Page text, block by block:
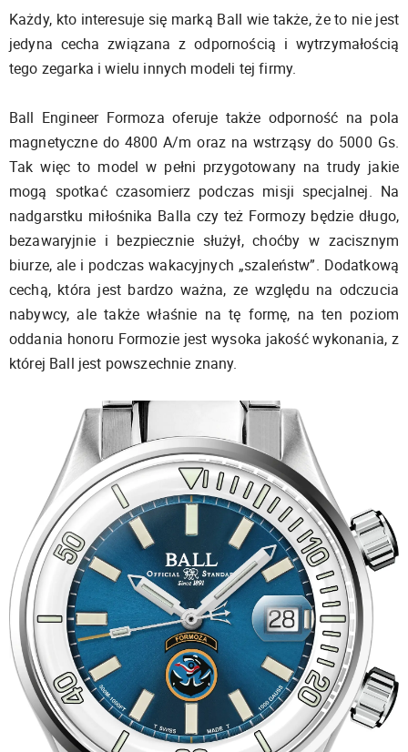
Każdy, kto interesuje się marką Ball wie także, że to nie jest
jedyna cecha związana z odpornością i wytrzymałością
tego zegarka i wielu innych modeli tej firmy.
Ball Engineer Formoza oferuje także odporność na pola
magnetyczne do 4800 A/m oraz na wstrząsy do 5000 Gs.
Tak więc to model w pełni przygotowany na trudy jakie
mogą spotkać czasomierz podczas misji specjalnej. Na
nadgarstku miłośnika Balla czy też Formozy będzie długo,
bezawaryjnie i bezpiecznie służył, choćby w zacisznym
biurze, ale i podczas wakacyjnych „szaleństw”. Dodatkową
cechą, która jest bardzo ważna, ze względu na odczucia
nabywcy, ale także właśnie na tę formę, na ten poziom
oddania honoru Formozie jest wysoka jakość wykonania, z
której Ball jest powszechnie znany.